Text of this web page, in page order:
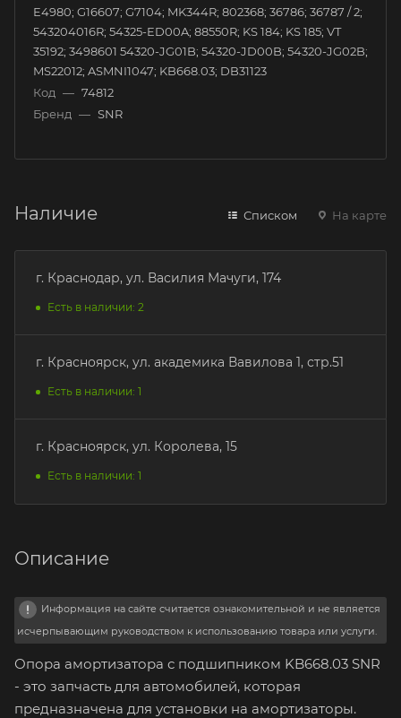
E4980; G16607; G7104; MK344R; 802368; 36786; 36787 / 2;
543204016R; 54325-ED00A; 88550R; KS 184; KS 185; VT
35192; 3498601 54320-JG01B; 54320-JD00B; 54320-JG02B;
MS22012; ASMNI1047; KB668.03; DB31123
Код — 74812
Бренд — SNR
Наличие Списком На карте
г. Краснодар, ул. Василия Мачуги, 174
Есть в наличии: 2
г. Красноярск, ул. академика Вавилова 1, стр.51
Есть в наличии: 1
г. Красноярск, ул. Королева, 15
Есть в наличии: 1
Описание
Информация на сайте считается ознакомительной и не является
исчерпывающим руководством к использованию товара или услуги.
Опора амортизатора с подшипником KB668.03 SNR
- это запчасть для автомобилей, которая
предназначена для установки на амортизаторы.